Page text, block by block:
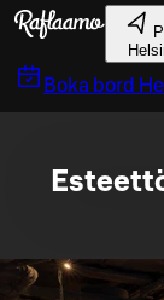
Gå till
Boka bord